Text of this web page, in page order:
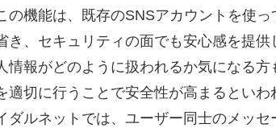
の機能は、既存のSNSアカウントを使
き、セキュリティの面でも安心感を提
情報がどのように扱われるか気になる
適切に行うことで安全性が高まるとい
ダルネットでは、ユーザー同士のメッ